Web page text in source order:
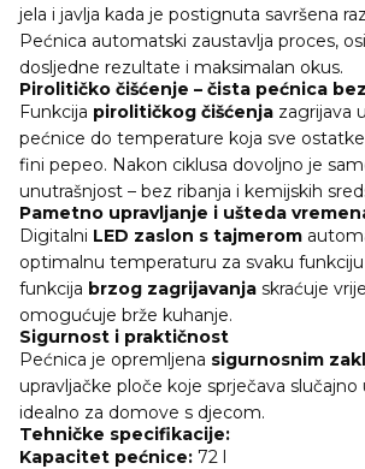
jela i javlja kada je postignuta savršena
Pećnica automatski zaustavlja proces,
dosljedne rezultate i maksimalan okus.
Pirolitičko čišćenje – čista pećnica
Funkcija pirolitičkog čišćenja zagrijava
pećnice do temperature koja sve
fini pepeo. Nakon ciklusa dovoljno je
unutrašnjost – bez ribanja i kemijskih
Pametno upravljanje i ušteda
Digitalni LED zaslon s tajmerom
optimalnu temperaturu za svaku
funkcija brzog zagrijavanja skraćuje
omogućuje brže kuhanje.
Sigurnost i praktičnost
Pećnica je opremljena sigurnosnim
upravljačke ploče koje sprječava slučajno
idealno za domove s djecom.
Tehničke specifikacije:
Kapacitet pećnice: 72 l